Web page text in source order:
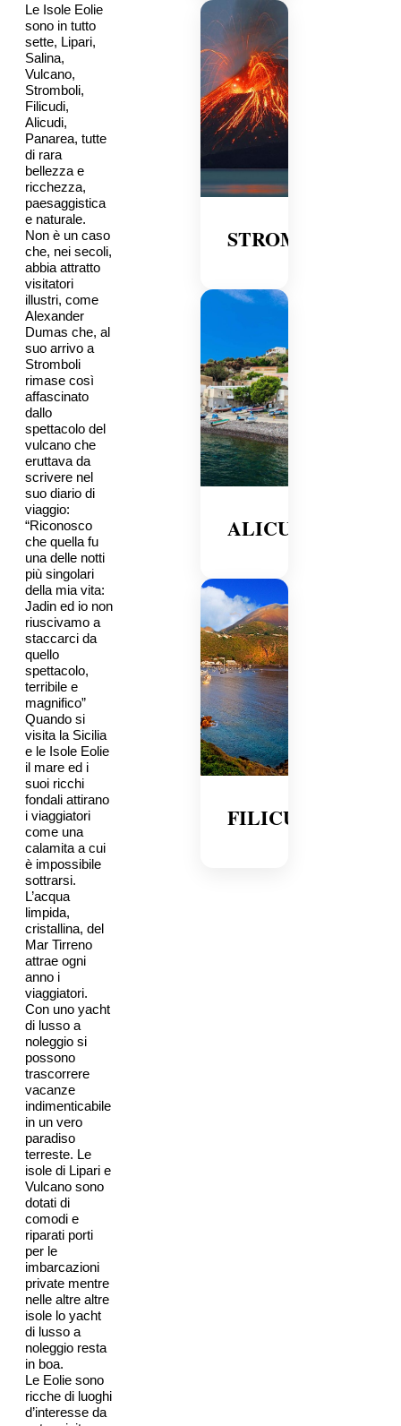
Le Isole Eolie
sono in tutto
sette, Lipari,
Salina,
Vulcano,
Stromboli,
Filicudi,
Alicudi,
Panarea, tutte
di rara
bellezza e
ricchezza,
paesaggistica
e naturale.
Non è un caso
che, nei secoli,
abbia attratto
visitatori
illustri, come
Alexander
Dumas che, al
suo arrivo a
Stromboli
rimase così
affascinato
dallo
spettacolo del
vulcano che
eruttava da
scrivere nel
suo diario di
viaggio:
“Riconosco
che quella fu
una delle notti
più singolari
della mia vita:
Jadin ed io non
riuscivamo a
staccarci da
quello
spettacolo,
terribile e
magnifico”
Quando si
visita la Sicilia
e le Isole Eolie
il mare ed i
suoi ricchi
fondali attirano
i viaggiatori
come una
calamita a cui
è impossibile
sottrarsi.
L’acqua
limpida,
cristallina, del
Mar Tirreno
attrae ogni
anno i
viaggiatori.
Con uno yacht
di lusso a
noleggio si
possono
trascorrere
vacanze
indimenticabile
in un vero
paradiso
terreste. Le
isole di Lipari e
Vulcano sono
dotati di
comodi e
riparati porti
per le
imbarcazioni
private mentre
nelle altre altre
isole lo yacht
di lusso a
noleggio resta
in boa.
Le Eolie sono
ricche di luoghi
d’interesse da
STROMBOLI
ALICUDI
FILICUDI